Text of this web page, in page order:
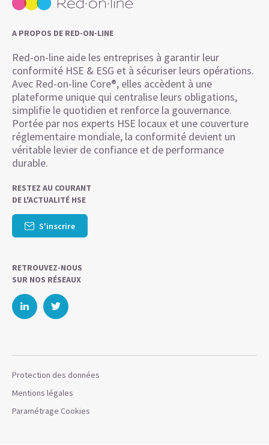
A PROPOS DE RED-ON-LINE
Red-on-line aide les entreprises à garantir leur
conformité HSE & ESG et à sécuriser leurs opérations.
Avec Red-on-line Core®, elles accèdent à une
plateforme unique qui centralise leurs obligations,
simplifie le quotidien et renforce la gouvernance.
Portée par nos experts HSE locaux et une couverture
réglementaire mondiale, la conformité devient un
véritable levier de confiance et de performance
durable.
RESTEZ AU COURANT
DE L'ACTUALITÉ HSE
S'inscrire
RETROUVEZ-NOUS
SUR NOS RÉSEAUX
Protection des données
Mentions légales
Paramétrage Cookies